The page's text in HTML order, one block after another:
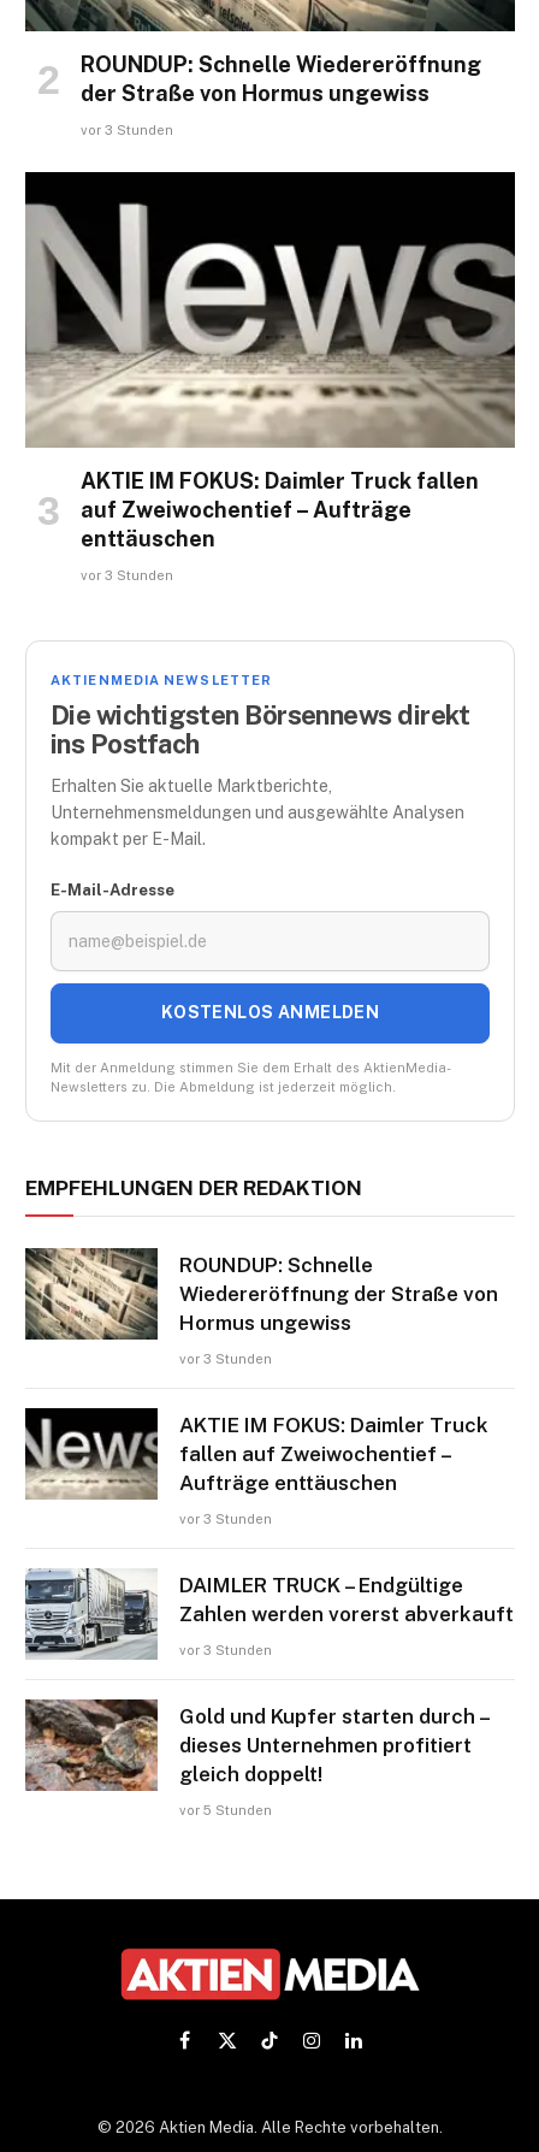
ROUNDUP: Schnelle Wiedereröffnung
der Straße von Hormus ungewiss
vor 3 Stunden
AKTIE IM FOKUS: Daimler Truck fallen
auf Zweiwochentief – Aufträge
enttäuschen
vor 3 Stunden
AKTIENMEDIA NEWSLETTER
Die wichtigsten Börsennews direkt
ins Postfach
Erhalten Sie aktuelle Marktberichte,
Unternehmensmeldungen und ausgewählte Analysen
kompakt per E-Mail.
E-Mail-Adresse
KOSTENLOS ANMELDEN
Mit der Anmeldung stimmen Sie dem Erhalt des AktienMedia-
Newsletters zu. Die Abmeldung ist jederzeit möglich.
EMPFEHLUNGEN DER REDAKTION
ROUNDUP: Schnelle
Wiedereröffnung der Straße von
Hormus ungewiss
vor 3 Stunden
AKTIE IM FOKUS: Daimler Truck
fallen auf Zweiwochentief –
Aufträge enttäuschen
vor 3 Stunden
DAIMLER TRUCK – Endgültige
Zahlen werden vorerst abverkauft
vor 3 Stunden
Gold und Kupfer starten durch –
dieses Unternehmen profitiert
gleich doppelt!
vor 5 Stunden
Facebook
X
TikTokInstagramLinkedIn
© 2026 Aktien Media. Alle Rechte vorbehalten.